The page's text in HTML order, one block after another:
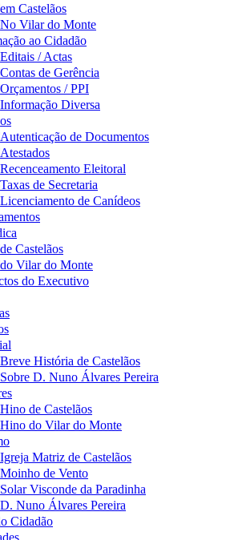
em Castelãos
No Vilar do Monte
ao Cidadão
Editais / Actas
Contas de Gerência
Orçamentos / PPI
Informação Diversa
Autenticação de Documentos
Atestados
Recenceamento Eleitoral
Taxas de Secretaria
Licenciamento de Canídeos
de Castelãos
do Vilar do Monte
do Executivo
Breve História de Castelãos
Sobre D. Nuno Álvares Pereira
Hino de Castelãos
Hino do Vilar do Monte
Igreja Matriz de Castelãos
Moinho de Vento
Solar Visconde da Paradinha
D. Nuno Álvares Pereira
Cidadão